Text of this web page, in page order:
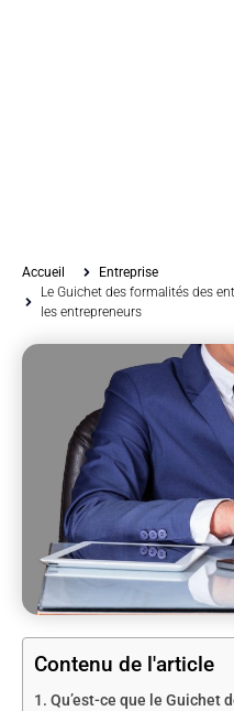
Accueil
Entreprise
Le Guichet des formalités des
les entrepreneurs
Contenu de l'article
Qu’est-ce que le Guichet